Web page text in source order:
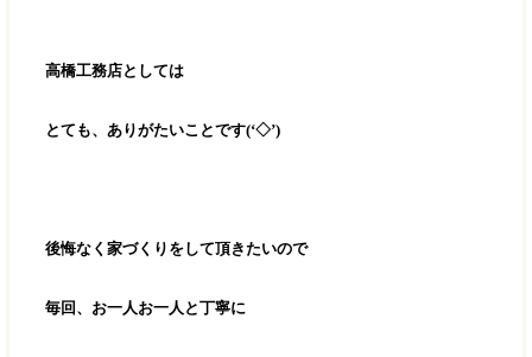
高橋工務店としては
とても、ありがたいことです(‘◇’)ゞ
後悔なく家づくりをして頂きたいので
毎回、お一人お一人と丁寧に